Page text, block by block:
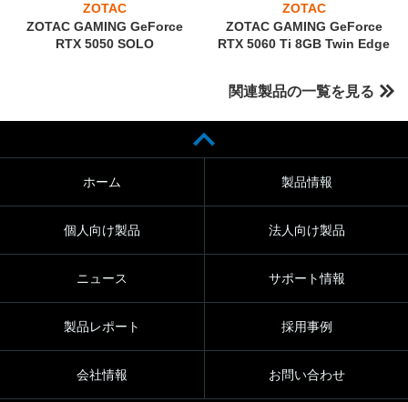
ZOTAC
ZOTAC GAMING GeForce
RTX 5050 SOLO
ZOTAC
ZOTAC GAMING GeForce
RTX 5060 Ti 8GB Twin Edge
関連製品の一覧を見る
ホーム 製品情報
個人向け製品 法人向け製品
ニュース サポート情報
製品レポート 採用事例
会社情報 お問い合わせ